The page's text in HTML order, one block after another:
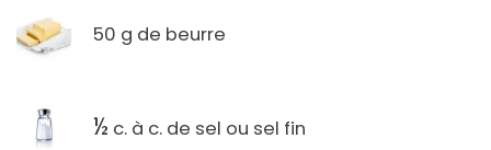
50 g de beurre
½ c. à c. de sel ou sel fin